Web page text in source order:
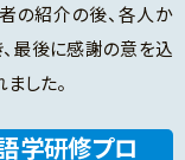
の紹介の後、各人か
最後に感謝の意を込
した。
学研修プロ